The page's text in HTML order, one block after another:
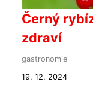
Černý
zdraví
gastronomie
19. 12. 2024